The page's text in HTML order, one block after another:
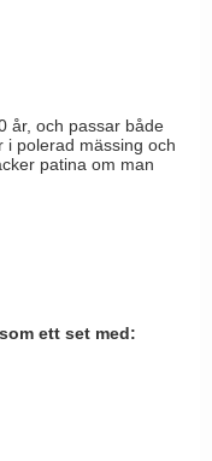
år, och passar både
i polerad mässing och
patina om man
ett set med: